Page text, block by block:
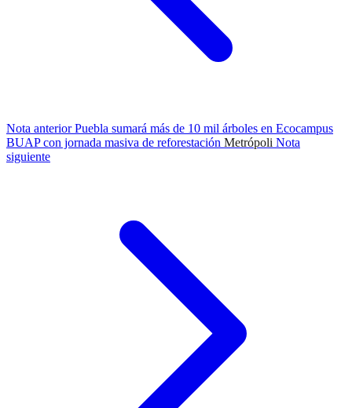
Nota anteriorPuebla sumará más de 10 mil árboles en Ecocampus
BUAP con jornada masiva de reforestación Metrópoli Nota
siguiente